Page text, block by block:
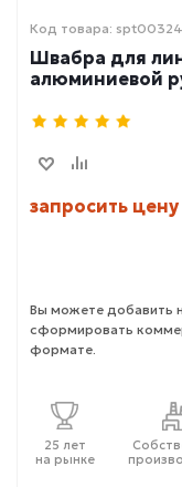
Код товара:
Швабра для
алюминиевой
запросить цену
Вы можете добавить
сформировать
формате.
25 лет
на рынке